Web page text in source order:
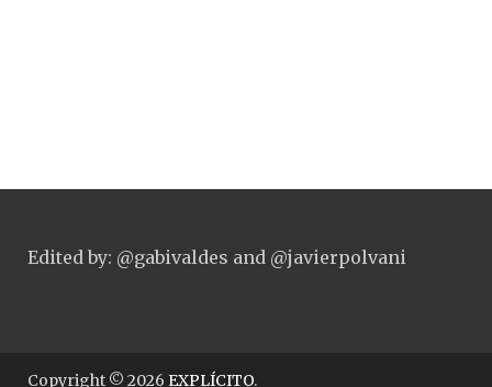
Edited by: @gabivaldes and @javierpolvani
Copyright © 2026 EXPLÍCITO.